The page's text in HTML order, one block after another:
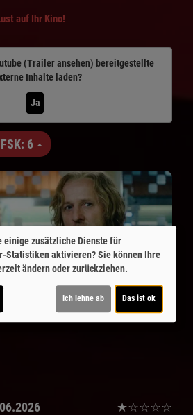
auf Ihr Kino!
(Trailer ansehen) bereitgestellte
Inhalte laden?
Ja
6
★☆☆☆☆
zusätzliche Dienste für
Statistikenaktivieren? Sie können Ihre
ändern oder zurückziehen.
Ich lehne ab Das ist ok